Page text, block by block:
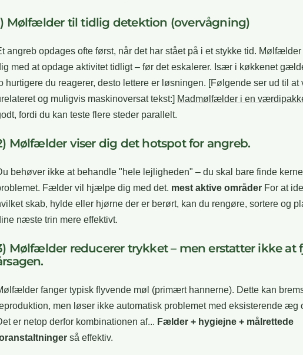
Mølfælder til tidlig detektion (overvågning)
angreb opdages ofte først, når det har stået på i et stykke tid.
med at opdage aktivitet tidligt – før det eskalerer. Især i køkkenet
hurtigere du reagerer, desto lettere er løsningen. [Følgende ser ud til
og muligvis maskinoversat tekst:] Madmølfælder i en
fordi du kan teste flere steder parallelt.
Mølfælder viser dig det hotspot for angreb.
behøver ikke at behandle "hele lejligheden" – du skal bare finde
Fælder vil hjælpe dig med det. mest aktive områder For at
skab, hylde eller hjørne der er berørt, kan du rengøre, sortere og
næste trin mere effektivt.
Mølfælder reducerer trykket – men erstatter ikke at
fanger typisk flyvende møl (primært hannerne). Dette kan
men løser ikke automatisk problemet med eksisterende æg
er netop derfor kombinationen af... Fælder + hygiejne + målrettede
så effektiv.